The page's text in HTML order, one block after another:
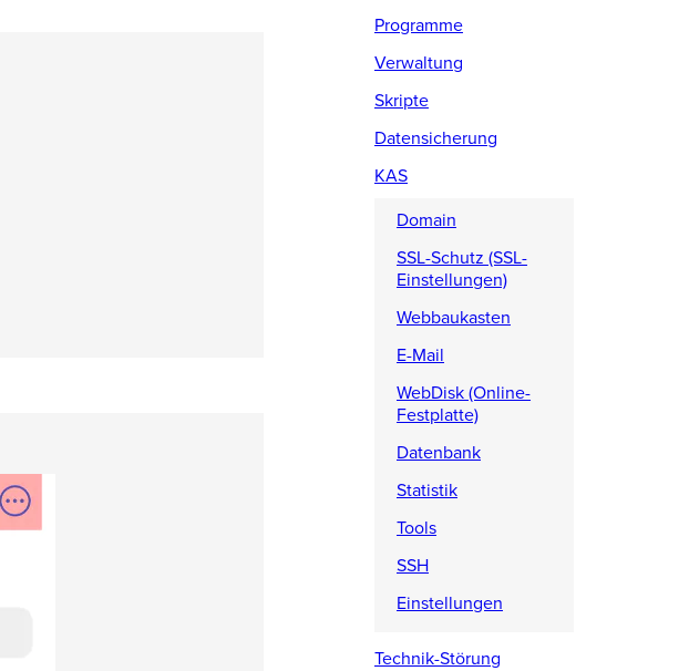
Programme
Verwaltung
Skripte
Datensicherung
KAS
Domain
SSL-Schutz (SSL-
Einstellungen)
Webbaukasten
E-Mail
WebDisk (Online-
Festplatte)
Datenbank
Statistik
Tools
SSH
Einstellungen
Technik-Störung